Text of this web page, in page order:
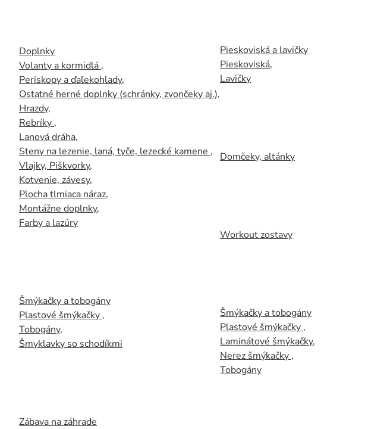
Doplnky
Volanty a kormidlá ,
Periskopy a ďaľekohlady,
Ostatné herné doplnky (schránky, zvončeky aj.),
Hrazdy,
Rebríky ,
Lanová dráha,
Steny na lezenie, laná, tyče, lezecké kamene ,
Vlajky, Piškvorky,
Kotvenie, závesy,
Plocha tlmiaca náraz,
Montážne doplnky,
Farby a lazúry
Šmýkačky a tobogány
Plastové šmýkačky ,
Tobogány,
Šmyklavky so schodíkmi
Zábava na záhrade
Pieskoviská a lavičky
Pieskoviská,
Lavičky
Domčeky, altánky
Workout zostavy
Šmýkačky a tobogány
Plastové šmýkačky ,
Laminátové šmýkačky,
Nerez šmýkačky ,
Tobogány